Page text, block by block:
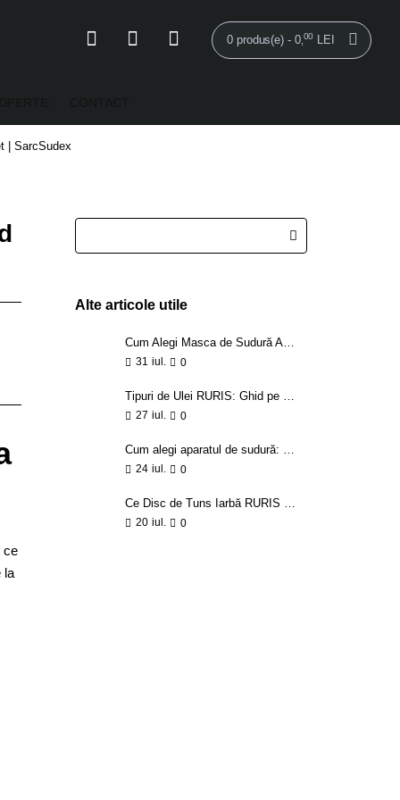
0 produs(e) - 0, 00 LEI
| SarcSudex
ce
la
Alte articole utile
Cum Alegi Masca de Sudură Automată - sfaturi practice
31 iul. 0
Tipuri de Ulei RURIS: Ghid pe Fiecare Utilaj
27 iul. 0
Cum alegi aparatul de sudură: MIG, MMA, TIG
24 iul. 0
Ce Disc de Tuns Iarbă RURIS alegi: ghid pe număr de tăișuri și tip de vegetație
20 iul. 0